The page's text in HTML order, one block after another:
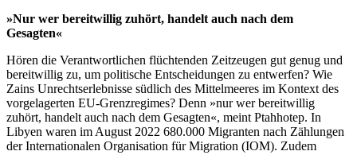
»Nur wer bereitwillig zuhört, handelt auch nach dem
Gesagten«
Hören die Verantwortlichen flüchtenden Zeitzeugen gut genug und
bereitwillig zu, um politische Entscheidungen zu entwerfen? Wie
Zains Unrechtserlebnisse südlich des Mittelmeeres im Kontext des
vorgelagerten EU-Grenzregimes? Denn »nur wer bereitwillig
zuhört, handelt auch nach dem Gesagten«, meint Ptahhotep. In
Libyen waren im August 2022 680.000 Migranten nach Zählungen
der Internationalen Organisation für Migration (IOM). Zudem